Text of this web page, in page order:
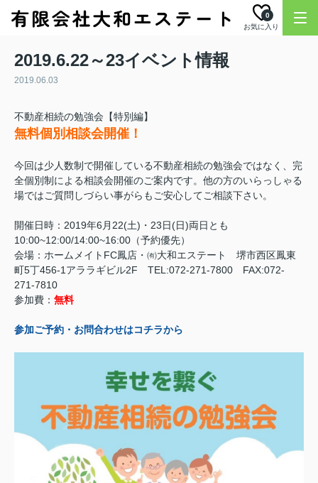
お気に入り
0
2019.6.22～23イベント情報
2019.06.03
不動産相続の勉強会【特別編】
無料個別相談会開催！
今回は少人数制で開催している不動産相続の勉強会ではなく、完
全個別制による相談会開催のご案内です。他の方のいらっしゃる
場ではご質問しづらい事がらもご安心してご相談下さい。
開催日時： 2019年6月22(土)・23日(日)両日とも
10:00~12:00/14:00~16:00（予約優先）
会場：ホームメイトFC鳳店・㈲大和エステート 堺市西区鳳東
町5丁456-1アララギビル2F TEL:072-271-7800 FAX:072-
271-7810
参加費： 無料
参加ご予約・お問合わせはコチラから